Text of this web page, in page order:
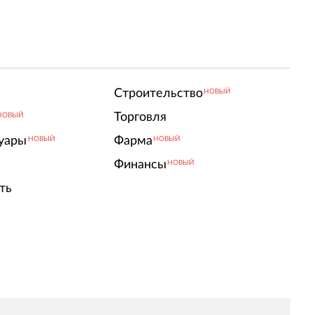
НОВЫЙ
Строительство НОВЫЙ
Торговля
Фарма НОВЫЙ
Финансы НОВЫЙ